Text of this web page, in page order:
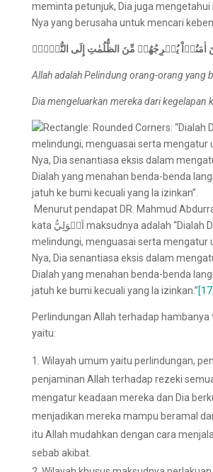
meminta petunjuk, Dia juga
Nya yang berusaha untuk mencari
اٰمَنُوۡاْ يُخۡرِجُهُمۡ مِّنَ الظُّلُمٰتِ إِلَى النُّوۡرِۖ
Allah adalah Pelindung orang-orang yang
Dia mengeluarkan mereka dari kegelapan
Menurut pendapat DR. Mahmud
kata اَلۡوَلِيُّ maksudnya adalah “Dialah Dzat yang
melindungi, menguasai serta mengatur
Nya, Dia senantiasa eksis dalam
Dialah yang menahan benda-benda
jatuh ke bumi kecuali yang Ia izinkan.”[17]
Perlindungan Allah terhadap hambanya
yaitu:
Wilayah umum yaitu perlindungan,
penjaminan Allah terhadap rezeki
mengatur keadaan mereka dan Dia
menjadikan mereka mampu beramal
itu Allah mudahkan dengan cara
sebab akibat.